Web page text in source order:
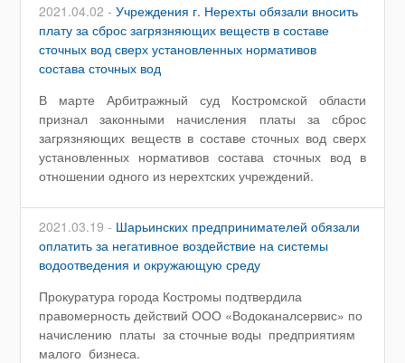
2021.04.02 -Учреждения г. Нерехты обязали вносить
плату за сброс загрязняющих веществ в составе
сточных вод сверх установленных нормативов
состава сточных вод
В марте Арбитражный суд Костромской области
признал законными начисления платы за сброс
загрязняющих веществ в составе сточных вод сверх
установленных нормативов состава сточных вод в
отношении одного из нерехтских учреждений.
2021.03.19 - Шарьинских предпринимателей обязали
оплатить за негативное воздействие на системы
водоотведения и окружающую среду
Прокуратура города Костромы подтвердила
правомерность действий ООО «Водоканалсервис» по
начислению платы за сточные воды предприятиям
малого бизнеса.